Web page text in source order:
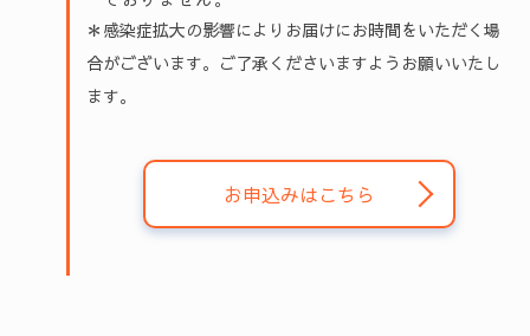
＊感染症拡大の影響によりお届けにお時間をいただく場
合がございます。ご了承くださいますようお願いいたし
ます。
お申込みはこちら